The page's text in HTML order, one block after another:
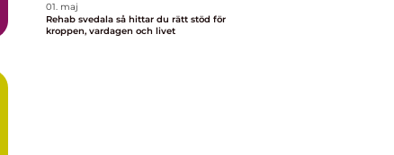
01. maj
Rehab svedala så hittar du rätt stöd för
kroppen, vardagen och livet